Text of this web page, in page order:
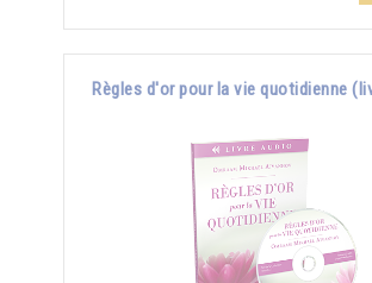
Règles d'or pour la vie quotidienne